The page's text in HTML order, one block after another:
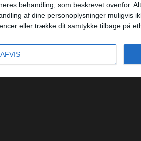
behandling, som beskrevet ovenfor.
af dine personoplysninger muligvis
eller trække dit samtykke tilbage på
AFVIS
/PRESSE/PRIVATLIVSPOLITIK/VILKÅR
REJS365